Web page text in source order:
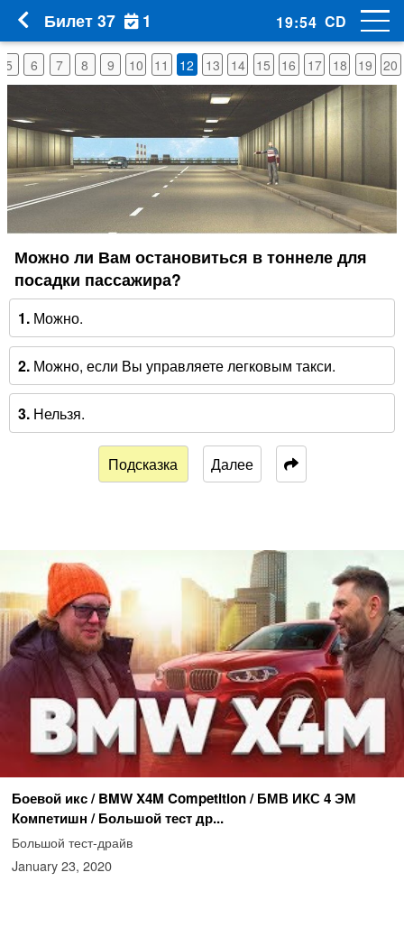
5 6 7 8 9 10 11 12 13 14 15 16 17 18 19 20
Можно ли Вам остановиться в тоннеле для
посадки пассажира?
1.Можно.
2.Можно, если Вы управляете легковым такси.
3.Нельзя.
Подсказка Далее
Билет 37 1 19:53 CD
Боевой икс / BMW X4M Competition / БМВ ИКС 4 ЭМ
Компетишн / Большой тест др...
Большой тест-драйв
January 23, 2020